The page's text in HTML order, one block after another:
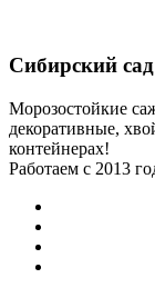
Сибирский сад
Морозостойкие
декоративные,
контейнерах!
Работаем с 2013